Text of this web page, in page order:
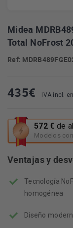
Midea
Total NoFrost
Ref:
435€ IVA incl.
572 € de
Modelos
Esta
acción
abrirá
herramienta
ahorro
energético
Ventajas y
Tecnología
homogénea
Diseño